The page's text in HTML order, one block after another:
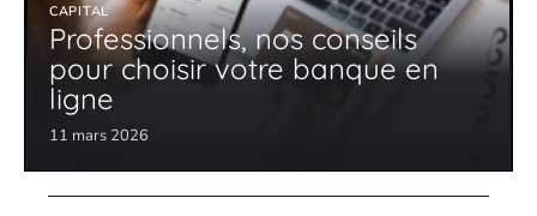
CAPITAL
Professionnels, nos conseils
pour choisir votre banque en
ligne
11 mars 2026